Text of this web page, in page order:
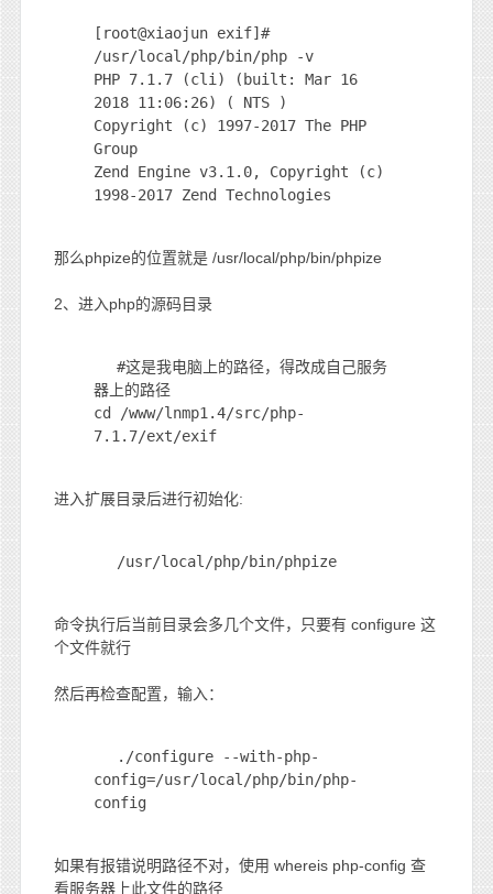
[root@xiaojun exif]#
/usr/local/php/bin/php -v
PHP 7.1.7 (cli) (built: Mar 16
2018 11:06:26) ( NTS )
Copyright (c) 1997-2017 The PHP
Group
Zend Engine v3.1.0, Copyright (c)
1998-2017 Zend Technologies
那么phpize的位置就是 /usr/local/php/bin/phpize
2、进入php的源码目录
#这是我电脑上的路径，得改成自己服务
器上的路径
cd /www/lnmp1.4/src/php-
7.1.7/ext/exif
进入扩展目录后进行初始化:
/usr/local/php/bin/phpize
命令执行后当前目录会多几个文件，只要有 configure 这
个文件就行
然后再检查配置，输入：
./configure --with-php-
config=/usr/local/php/bin/php-
config
如果有报错说明路径不对，使用 whereis php-config 查
看服务器上此文件的路径